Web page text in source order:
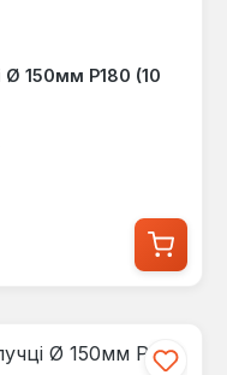
Ø 150мм P180 (10